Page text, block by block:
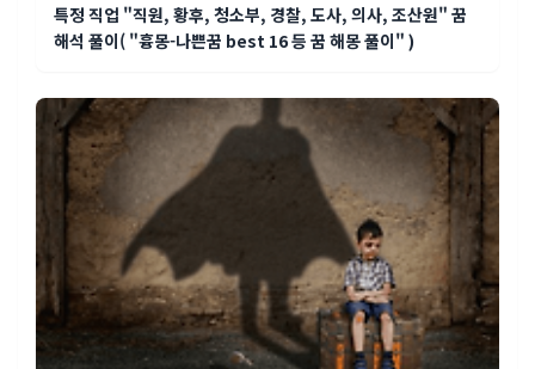
특정 직업 "직원, 황후, 청소부, 경찰, 도사, 의사, 조산원" 꿈
해석 풀이( "흉몽-나쁜꿈 best 16 등 꿈 해몽 풀이" )